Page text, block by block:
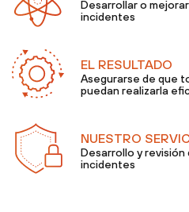
Desarrollar o
incidentes
EL RESULTADO
Asegurarse de que
puedan realizarla
NUESTRO
Desarrollo y
incidentes